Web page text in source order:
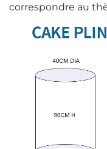
correspondre au